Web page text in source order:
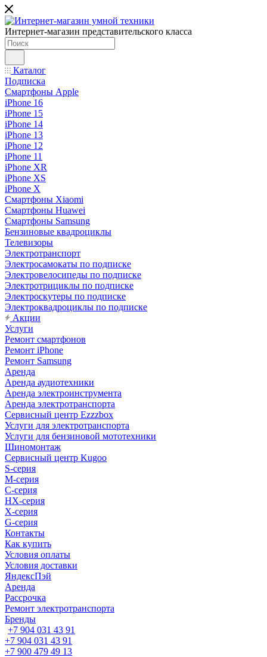
Интернет-магазин представительского класса
Каталог
Подписка
Смартфоны Apple
iPhone 16
iPhone 15
iPhone 14
iPhone 13
iPhone 12
iPhone 11
iPhone XR
iPhone XS
iPhone X
Смартфоны Xiaomi
Смартфоны Huawei
Смартфоны Samsung
Бензиновые квадроциклы
Телевизоры
Электротранспорт
Электросамокаты по подписке
Электровелосипеды по подписке
Электротрициклы по подписке
Электроскутеры по подписке
Электроквадроциклы по подписке
Акции
Услуги
Ремонт смартфонов
Ремонт iPhone
Ремонт Samsung
Аренда
Аренда аудиотехники
Аренда электроинструмента
Аренда электротранспорта
Сервисный центр Ezzzbox
Услуги для электротранспорта
Услуги для бензиновой мототехники
Шиномонтаж
Сервисный центр Kugoo
S-cерия
M-серия
С-серия
HX-серия
X-серия
G-серия
Контакты
Как купить
Условия оплаты
Условия доставки
ЯндексПэй
Аренда
Рассрочка
Ремонт электротранспорта
Бренды
+7 904 031 43 91
+7 904 031 43 91
+7 900 479 49 13